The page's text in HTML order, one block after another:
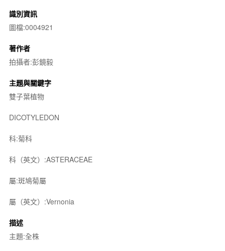
識別資訊
圖檔:0004921
著作者
拍攝者:彭鏡毅
主題與關鍵字
雙子葉植物
DICOTYLEDON
科:菊科
科（英文）:ASTERACEAE
屬:斑鳩菊屬
屬（英文）:Vernonia
描述
主題:全株